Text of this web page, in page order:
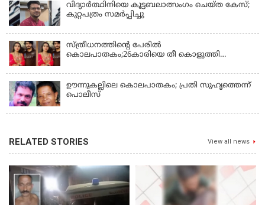
വിദ്യാർത്ഥിനിയെ കൂട്ടബലാത്സംഗം ചെയ്ത കേസ്;
കുറ്റപത്രം സമര്‍പ്പിച്ചു
സ്ത്രീധനത്തിന്റെ പേരില്‍
കൊലപാതകം;26കാരിയെ തീ കൊളുത്തി
ഊന്നുകല്ലിലെ കൊലപാതകം; പ്രതി സുഹൃത്തെന്ന്
പൊലീസ്
RELATED STORIES View all news